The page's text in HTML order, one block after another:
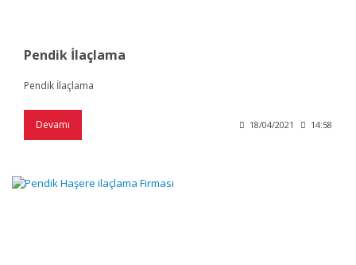
Pendik İlaçlama
Pendik İlaçlama
Devamı 18/04/2021 14:58